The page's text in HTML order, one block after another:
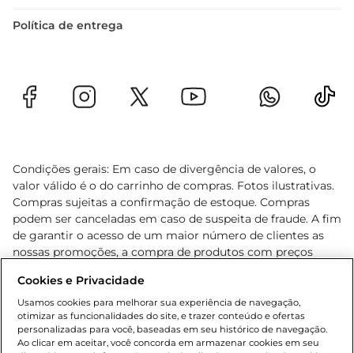
Política de entrega
Condições gerais: Em caso de divergência de valores, o
valor válido é o do carrinho de compras. Fotos ilustrativas.
Compras sujeitas a confirmação de estoque. Compras
podem ser canceladas em caso de suspeita de fraude. A fim
de garantir o acesso de um maior número de clientes as
nossas promoções, a compra de produtos com preços
cliente. Os preços, ofertas e condições são exclusivos para
o e-commerce e válidos durante o dia de hoje, podendo
sofrer alterações sem prévia notificação. Proibida a venda
de bebidas alcoólicas para menores de 18 anos, conforme
Cookies e Privacidade
Usamos cookies para melhorar sua experiência de navegação,
otimizar as funcionalidades do site, e trazer conteúdo e ofertas
personalizadas para você, baseadas em seu histórico de navegação.
Ao clicar em aceitar, você concorda em armazenar cookies em seu